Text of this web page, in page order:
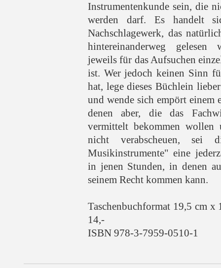
Instrumentenkunde sein, die
werden darf. Es handelt
Nachschlagewerk, das
hintereinanderweg
jeweils für das Aufsuchen
ist. Wer jedoch keinen Sinn
hat, lege dieses Büchlein
und wende sich empört einem
denen aber, die das
vermittelt bekommen wollen
nicht verabscheuen, sei
Musikinstrumente" eine
in jenen Stunden, in denen
seinem Recht kommen kann.
Taschenbuchformat 19,5 cm
14,-
ISBN 978-3-7959-0510-1